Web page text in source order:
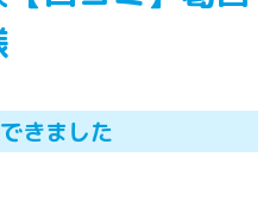
きました